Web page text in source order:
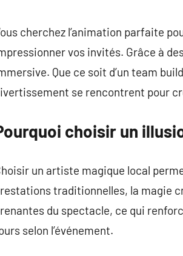
cherchez l’animation parfaite
vos invités. Grâce à
Que ce soit d’un team
se rencontrent pour
choisir un
un artiste magique local
traditionnelles, la magie
du spectacle, ce qui
selon l’événement.